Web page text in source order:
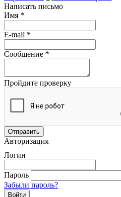
Написать письмо
Имя *
E-mail *
Сообщение *
Пройдите проверку
Авторизация
Логин
Пароль
Забыли пароль?